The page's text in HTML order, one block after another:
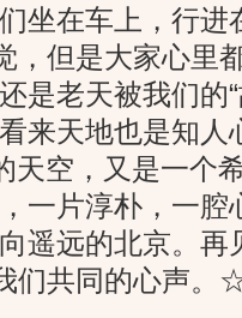
坐在车上，行
，但是大家心里
是老天被我们的
来天地也是知人
，又是一个希
一片淳朴，一腔
遥远的北京。
们共同的心声。